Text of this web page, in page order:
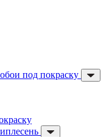
под покраску